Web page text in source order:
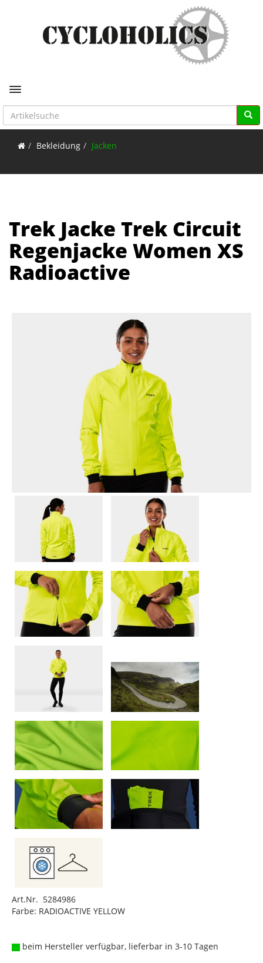
Toggle navigation
Bekleidung Jacken
Trek Jacke Trek Circuit
Regenjacke Women XS
Radioactive
Art.Nr. 5284986
Farbe: RADIOACTIVE YELLOW
beim Hersteller verfügbar, lieferbar in 3-10 Tagen